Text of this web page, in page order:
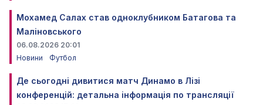
Мохамед Салах став одноклубником Батагова та
Маліновського
06.08.2026 20:01
Новини
Футбол
Де сьогодні дивитися матч Динамо в Лізі
конференцій: детальна інформація по трансляції